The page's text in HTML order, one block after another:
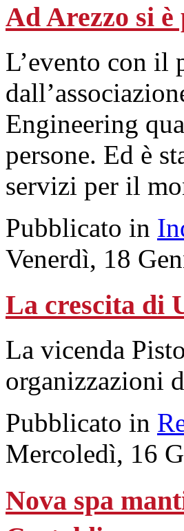
Ad Arezzo si
L’evento con il
Engineering
persone. Ed è
servizi per il
Pubblicato in
Venerdì, 18
La crescita di
La vicenda
organizzazioni
Pubblicato in
Mercoledì, 16
Nova spa